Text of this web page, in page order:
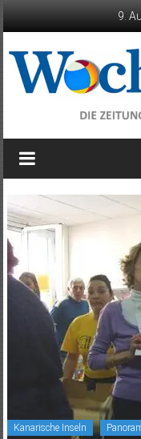
9.
die
der
Kanarischen
Inseln
Kanarische Inseln